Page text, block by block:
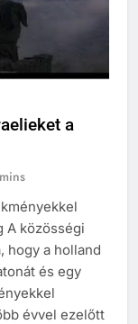
a
A közösségi
hogy a holland
és egy
évvel ezelőtt